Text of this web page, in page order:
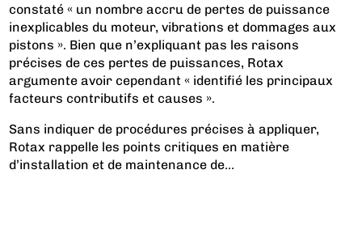
constaté « un nombre accru de pertes de puissance
inexplicables du moteur, vibrations et dommages aux
pistons ». Bien que n’expliquant pas les raisons
précises de ces pertes de puissances, Rotax
argumente avoir cependant « identifié les principaux
facteurs contributifs et causes ».
Sans indiquer de procédures précises à appliquer,
Rotax rappelle les points critiques en matière
d’installation et de maintenance de...